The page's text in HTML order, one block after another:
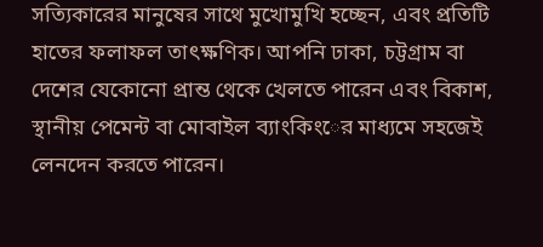
সত্যিকারের মানুষের সাথে মুখোমুখি হচ্ছেন, এবং প্রতিটি
হাতের ফলাফল তাৎক্ষণিক। আপনি ঢাকা, চট্টগ্রাম বা
দেশের যেকোনো প্রান্ত থেকে খেলতে পারেন এবং বিকাশ,
স্থানীয় পেমেন্ট বা মোবাইল ব্যাংকিংের মাধ্যমে সহজেই
লেনদেন করতে পারেন।